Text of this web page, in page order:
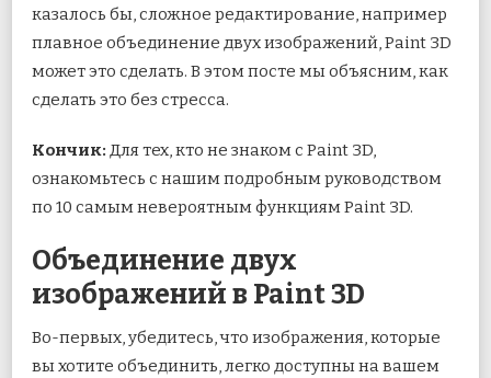
казалось бы, сложное редактирование, например
плавное объединение двух изображений, Paint 3D
может это сделать. В этом посте мы объясним, как
сделать это без стресса.
Кончик: Для тех, кто не знаком с Paint 3D,
ознакомьтесь с нашим подробным руководством
по 10 самым невероятным функциям Paint 3D.
Объединение двух
изображений в Paint 3D
Во-первых, убедитесь, что изображения, которые
вы хотите объединить, легко доступны на вашем